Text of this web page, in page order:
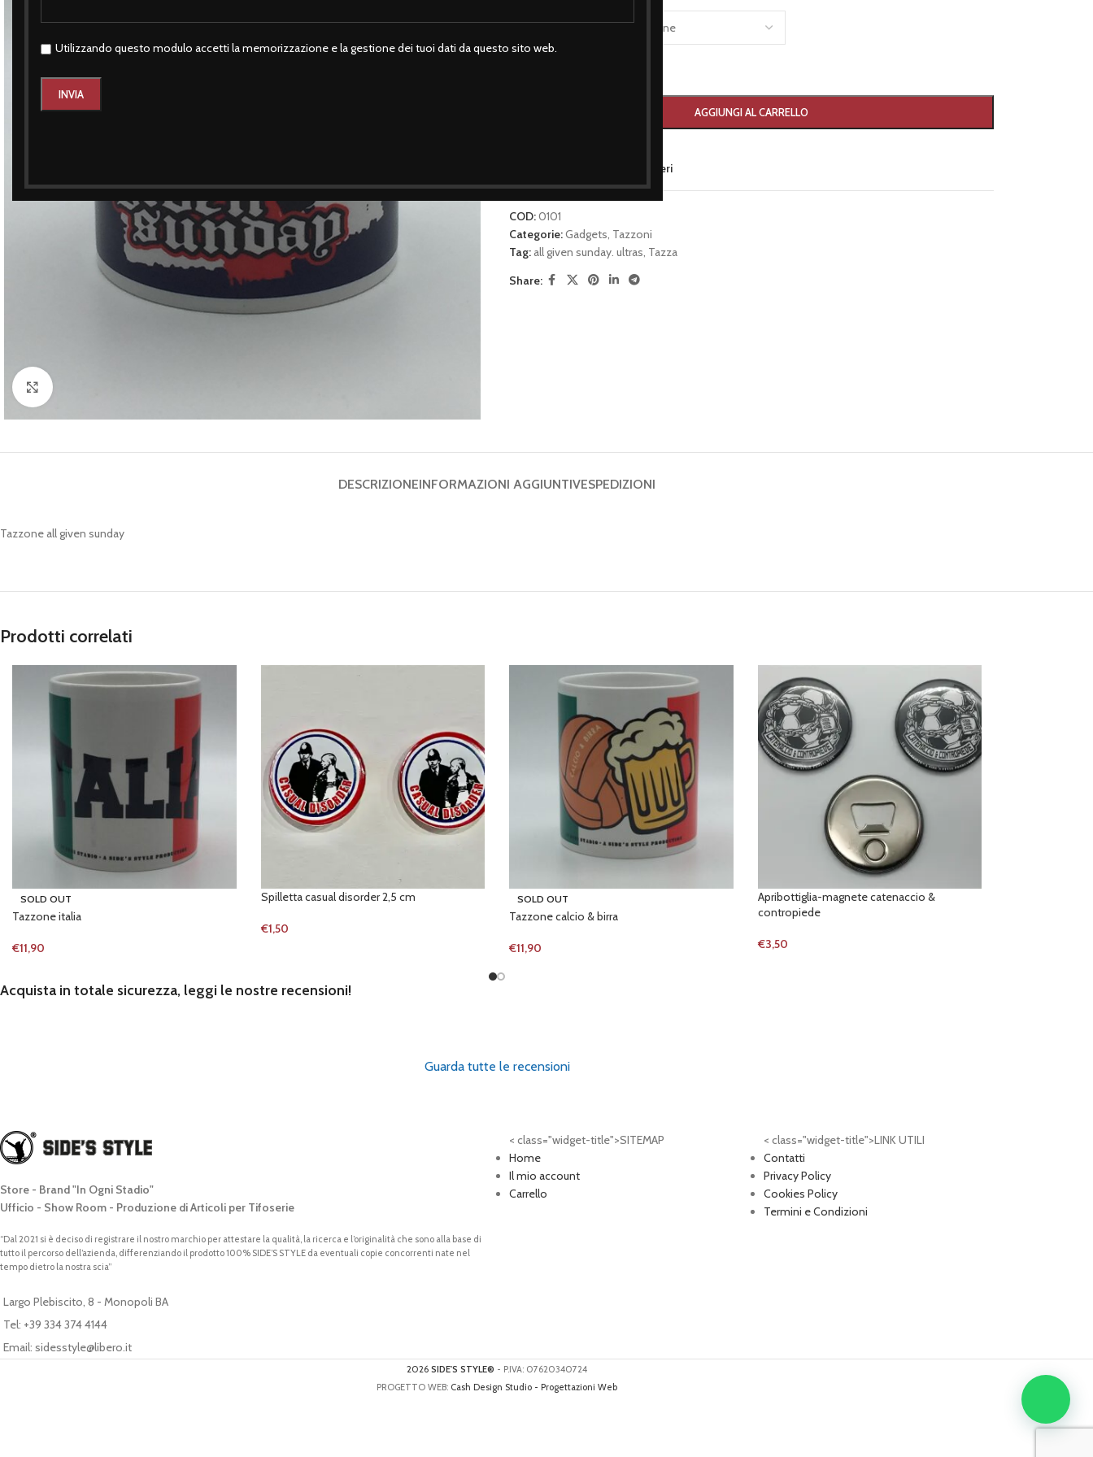
Utilizzando questo modulo accetti la memorizzazione e la gestione dei tuoi dati da questo sito web.
TAGLIA
AGGIUNGI AL CARRELLO
Aggiungi alla lista dei desideri
COD:0101
Categorie:Gadgets, Tazzoni
Tag: all given sunday. ultras, Tazza
Share:
DESCRIZIONEINFORMAZIONI AGGIUNTIVESPEDIZIONI
Tazzone all given sunday
Prodotti correlati
SOLD OUT
Tazzone italia
€11,90
Spilletta casual disorder 2,5 cm
€1,50
SOLD OUT
Tazzone calcio & birra
€11,90
Apribottiglia-magnete catenaccio &
contropiede
€3,50
Acquista in totale sicurezza, leggi le nostre recensioni!
Guarda tutte le recensioni
Store - Brand "In Ogni Stadio"
Ufficio - Show Room - Produzione di Articoli per Tifoserie
“Dal 2021 si è deciso di registrare il nostro marchio per attestare la qualità, la ricerca e l’originalità che sono alla base di
tutto il percorso dell’azienda, differenziando il prodotto 100% SIDE’S STYLE da eventuali copie concorrenti nate nel
tempo dietro la nostra scia”
Largo Plebiscito, 8 - Monopoli BA
Tel: +39 334 374 4144
Email: sidesstyle@libero.it
< class="widget-title">SITEMAP
Home
Il mio account
Carrello
< class="widget-title">LINK UTILI
Contatti
Privacy Policy
Cookies Policy
Termini e Condizioni
2026 SIDE'S STYLE® - P.IVA: 07620340724
PROGETTO WEB: Cash Design Studio - Progettazioni Web